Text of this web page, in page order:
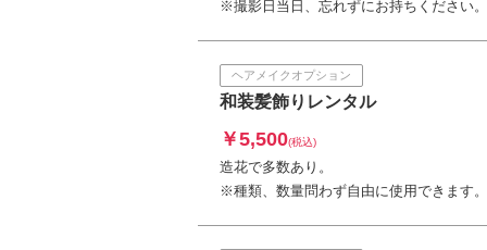
※撮影日当日、忘れずにお持ちください。
ヘアメイクオプション
和装髪飾りレンタル
￥5,500(税込)
造花で多数あり。
※種類、数量問わず自由に使用できます。